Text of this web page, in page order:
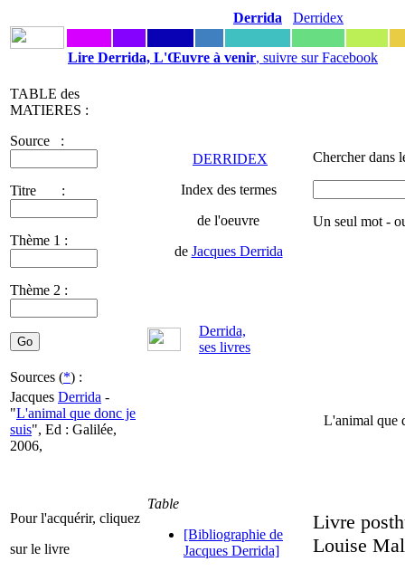
Derrida Derridex
Lire Derrida, L'Œuvre à venir, suivre sur Facebook
TABLE des
MATIERES :
Source :
Titre :
Thème 1 :
Thème 2 :
DERRIDEX
Index des termes
de l'oeuvre
de Jacques Derrida
Chercher dans
Un seul mot -
Derrida,
ses livres
Sources (*) :
Jacques Derrida -
"L'animal que donc je
suis", Ed : Galilée,
2006,
L'animal que
Pour l'acquérir, cliquez
sur le livre
Table
[Bibliographie de
Jacques Derrida]
Livre
Louise